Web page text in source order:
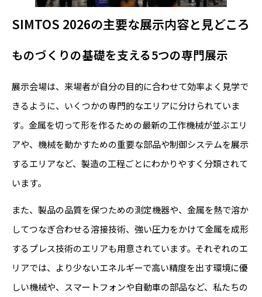
SIMTOS 2026の主要な展示内容と見どころ
ものづくりの基礎を支える5つの専門展示
展示会場は、来場者が自分の目的に合わせて効率よく見学で
きるように、いくつかの専門的なエリアに分けられていま
す。金属を切って形を作るための最新の工作機械が並ぶエリ
アや、機械を動かすための重要な部品や制御システムを展示
するエリアなど、製造の工程ごとにわかりやすく分類されて
います。
また、製品の品質を保つための測定機器や、金属を熱で溶か
してつなぎ合わせる溶接技術、強い圧力をかけて金属を成形
するプレス技術のエリアも用意されています。それぞれのエ
リアでは、より少ないエネルギーで高い精度を出す環境に優
しい機械や、スマートフォンや自動車の部品など、私たちの